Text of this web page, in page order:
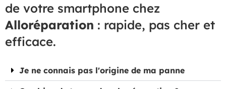
de votre smartphone chez
Alloréparation : rapide, pas cher et
efficace.
Je ne connais pas l'origine de ma panne